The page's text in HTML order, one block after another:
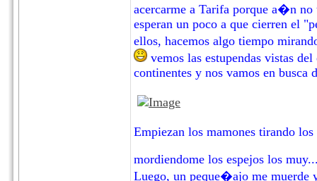
acercarme a Tarifa porque a�n no
esperan un poco a que cierren el
ellos, hacemos algo tiempo
vemos las estupendas vistas
continentes y nos vamos en busca
Empiezan los mamones tirando
mordiendome los espejos los
Luego, un peque�ajo me muerde